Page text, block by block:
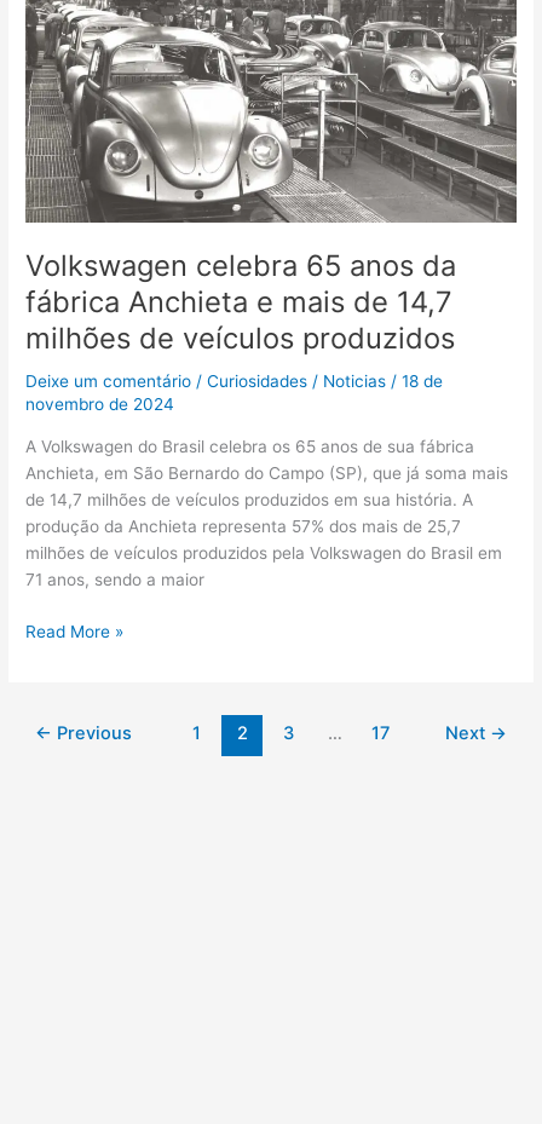
Volkswagen celebra 65 anos da
fábrica Anchieta e mais de 14,7
milhões de veículos produzidos
Deixe um comentário /Curiosidades / Noticias/18 de
novembro de 2024
A Volkswagen do Brasil celebra os 65 anos de sua fábrica
Anchieta, em São Bernardo do Campo (SP), que já soma mais
de 14,7 milhões de veículos produzidos em sua história. A
produção da Anchieta representa 57% dos mais de 25,7
milhões de veículos produzidos pela Volkswagen do Brasil em
71 anos, sendo a maior
65
anos
da
fábrica
Anchieta
e
mais
de
14,7
milhões
de
veículos
produzidos
Read More »
← Previous 1 2 3 … 17 Next →